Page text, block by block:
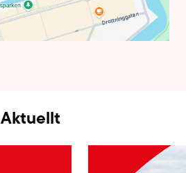
Aktuellt